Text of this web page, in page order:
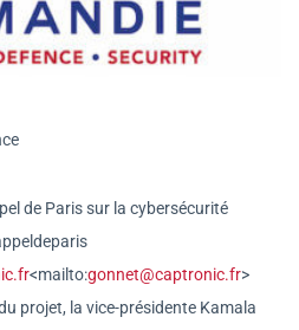
de Paris sur la cybersécurité
<mailto:gonnet@captronic.fr>
projet, la vice-présidente Kamala